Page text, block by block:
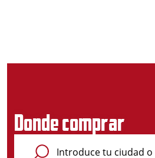
Donde comprar